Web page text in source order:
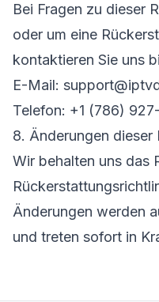
Bei Fragen zu dieser
oder um eine
kontaktieren Sie uns
E-Mail:
Telefon: +1 (786)
8. Änderungen dieser
Wir behalten uns das
Änderungen werden
und treten sofort in